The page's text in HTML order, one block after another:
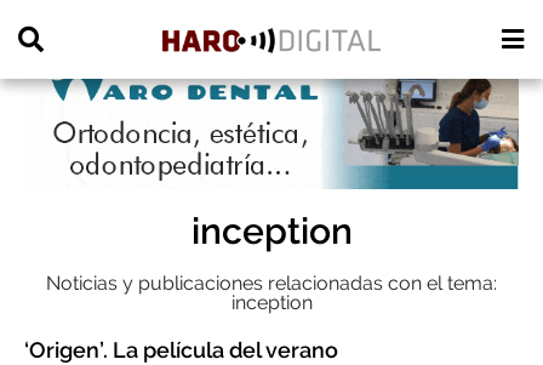
inception
Noticias y publicaciones relacionadas con el tema:
inception
‘Origen’. La película del verano